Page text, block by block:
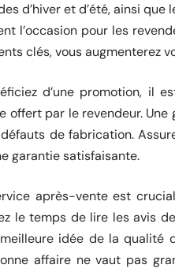
d’hiver et d’été, ainsi
l’occasion pour les
clés, vous augmenterez
d’une promotion, il
offert par le revendeur.
de fabrication.
garantie satisfaisante.
après-vente est
le temps de lire les avis
idée de la qualité
affaire ne vaut pas